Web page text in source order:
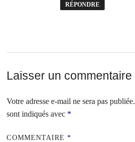
RÉPONDRE
Laisser un commentaire
Votre adresse e-mail ne sera pas publiée.
sont indiqués avec *
COMMENTAIRE*